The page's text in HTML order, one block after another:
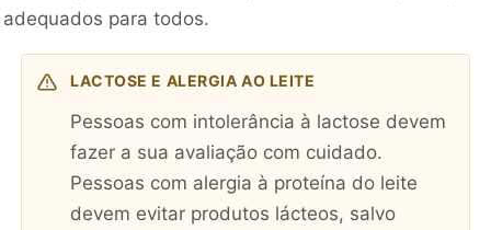
adequados para todos.
LACTOSE E ALERGIA AO LEITE
Pessoas com intolerância à lactose devem
fazer a sua avaliação com cuidado.
Pessoas com alergia à proteína do leite
devem evitar produtos lácteos, salvo